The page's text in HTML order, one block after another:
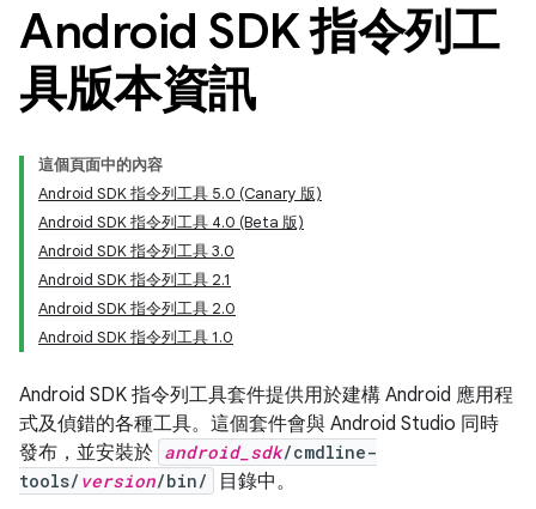
Android SDK 指令列工
具版本資訊
這個頁面中的內容
Android SDK 指令列工具 5.0 (Canary 版)
Android SDK 指令列工具 4.0 (Beta 版)
Android SDK 指令列工具 3.0
Android SDK 指令列工具 2.1
Android SDK 指令列工具 2.0
Android SDK 指令列工具 1.0
Android SDK 指令列工具套件提供用於建構 Android 應用程
式及偵錯的各種工具。這個套件會與 Android Studio 同時
發布，並安裝於 android_sdk/cmdline-
tools/ version/bin/
目錄中。